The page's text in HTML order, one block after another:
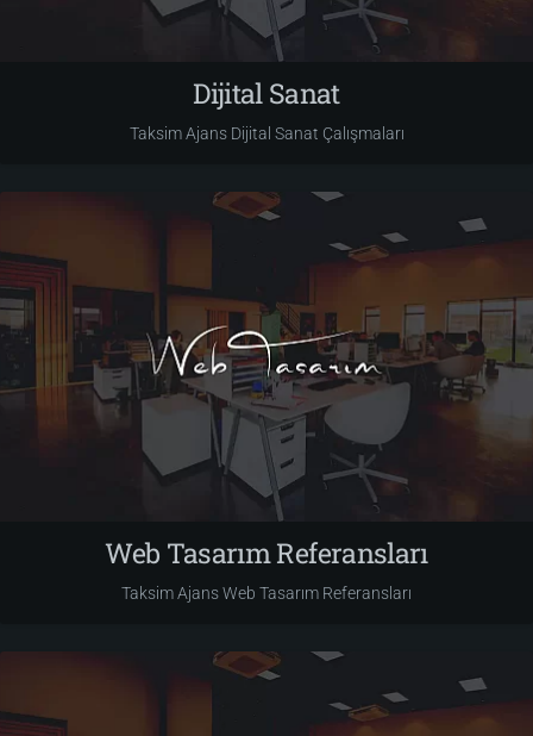
Dijital Sanat
Taksim Ajans Dijital Sanat Çalışmaları
Web Tasarım Referansları
Taksim Ajans Web Tasarım Referansları